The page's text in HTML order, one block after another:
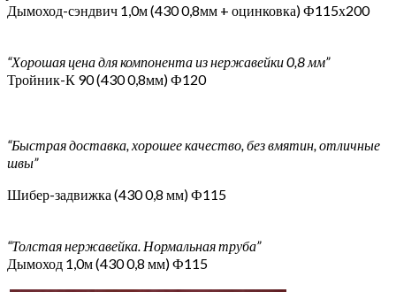
Дымоход-сэндвич 1,0м (430 0,8мм + оцинковка) Ф115х200
“Хорошая цена для компонента из нержавейки 0,8 мм”
Тройник-К 90 (430 0,8мм) Ф120
“Быстрая доставка, хорошее качество, без вмятин, отличные
швы”
Шибер-задвижка (430 0,8 мм) Ф115
“Толстая нержавейка. Нормальная труба”
Дымоход 1,0м (430 0,8 мм) Ф115